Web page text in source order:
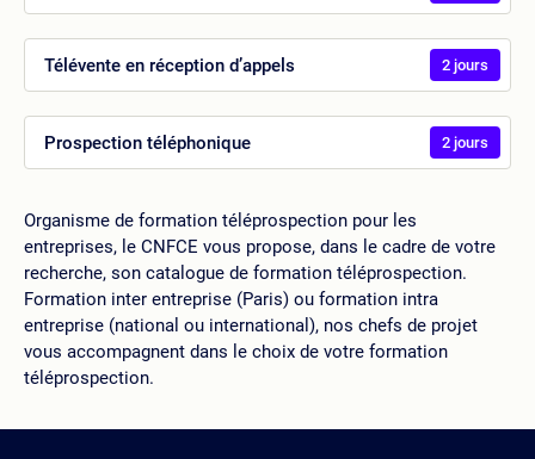
Télévente en réception d’appels 2 jours
Prospection téléphonique 2 jours
Organisme de formation téléprospection pour les
entreprises, le CNFCE vous propose, dans le cadre de votre
recherche, son catalogue de formation téléprospection.
Formation inter entreprise (Paris) ou formation intra
entreprise (national ou international), nos chefs de projet
vous accompagnent dans le choix de votre formation
téléprospection.